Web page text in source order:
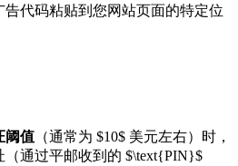
代码粘贴到您网站页面的特定位
阈值 （通常为 $10$ 美元左右）时，
通过平邮收到的 $\text{PIN}$